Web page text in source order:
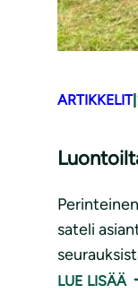
ARTIKKELIT|
sateli
LUE LISÄÄ